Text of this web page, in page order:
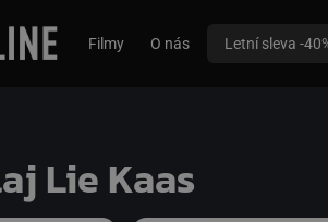
Filmy O nás Letní sleva -
Lie Kaas